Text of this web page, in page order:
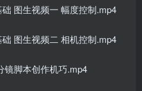
图生视频一 幅度控制.mp4
图生视频二 相机控制.mp4
镜脚本创作机巧.mp4